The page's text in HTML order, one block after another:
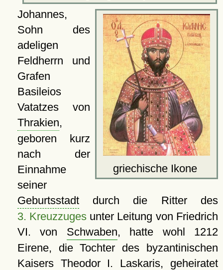
griechische Ikone
Johannes,
Sohn des
adeligen
Feldherrn und
Grafen
Basileios
Vatatzes von
Thrakien,
geboren kurz
nach der
Einnahme
seiner
Geburtsstadtdurch die Ritter des
3. Kreuzzugesunter Leitung von Friedrich
VI. von Schwaben, hatte wohl 1212
Eirene, die Tochter des byzantinischen
Kaisers Theodor I. Laskaris, geheiratet